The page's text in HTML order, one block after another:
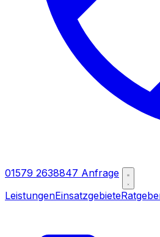
01579 2638847 Anfrage
LeistungenEinsatzgebiete